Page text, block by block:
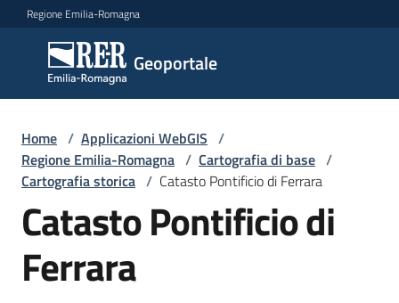
Vai al contenuto
Vai alla navigazione
Vai al footer
Regione Emilia-Romagna
Geoportale
Geoportale
Catalogo
dati,
servizi
metadati
Home / Applicazioni WebGIS /
Regione Emilia-Romagna / Cartografia di base /
Cartografia storica / Catasto Pontificio di Ferrara
Catasto Pontificio di
Ferrara